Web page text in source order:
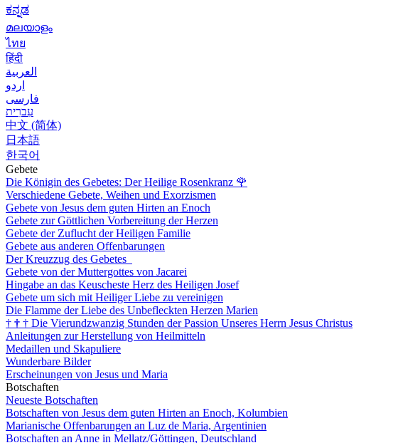
ಕನ್ನಡ
മലയാളം
ไทย
हिंदी
العربية
اردو
فارسی
עִברִית
中文 (简体)
日本語
한국어
Gebete
Die Königin des Gebetes: Der Heilige Rosenkranz 🌹
Verschiedene Gebete, Weihen und Exorzismen
Gebete von Jesus dem guten Hirten an Enoch
Gebete zur Göttlichen Vorbereitung der Herzen
Gebete der Zuflucht der Heiligen Familie
Gebete aus anderen Offenbarungen
Der Kreuzzug des Gebetes
Gebete von der Muttergottes von Jacarei
Hingabe an das Keuscheste Herz des Heiligen Josef
Gebete um sich mit Heiliger Liebe zu vereinigen
Die Flamme der Liebe des Unbefleckten Herzen Marien
† † † Die Vierundzwanzig Stunden der Passion Unseres Herrn Jesus Christus
Anleitungen zur Herstellung von Heilmitteln
Medaillen und Skapuliere
Wunderbare Bilder
Erscheinungen von Jesus und Maria
Botschaften
Neueste Botschaften
Botschaften von Jesus dem guten Hirten an Enoch, Kolumbien
Marianische Offenbarungen an Luz de Maria, Argentinien
Botschaften an Anne in Mellatz/Göttingen, Deutschland